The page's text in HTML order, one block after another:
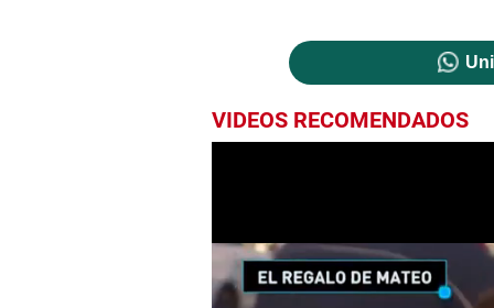
VIDEOS RECOMENDADOS